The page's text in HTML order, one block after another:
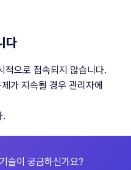
다
적으로 접속되지 않습니다.
가 지속될 경우 관리자에
.
술이 궁금하신가요?